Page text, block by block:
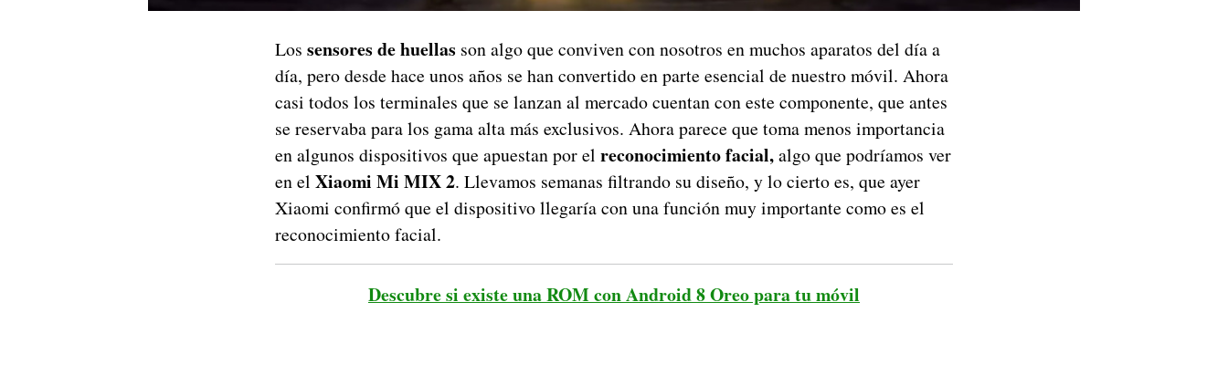
Los sensores de huellas son algo que conviven con nosotros en muchos aparatos del día a
día, pero desde hace unos años se han convertido en parte esencial de nuestro móvil. Ahora
casi todos los terminales que se lanzan al mercado cuentan con este componente, que antes
se reservaba para los gama alta más exclusivos. Ahora parece que toma menos importancia
en algunos dispositivos que apuestan por el reconocimiento facial,algo que podríamos ver
en el Xiaomi Mi MIX 2. Llevamos semanas filtrando su diseño, y lo cierto es, que ayer
Xiaomi confirmó que el dispositivo llegaría con una función muy importante como es el
reconocimiento facial.
Descubre si existe una ROM con Android 8 Oreo para tu móvil